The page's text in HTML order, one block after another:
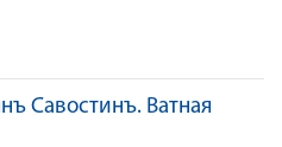
Савостинъ. Ватная